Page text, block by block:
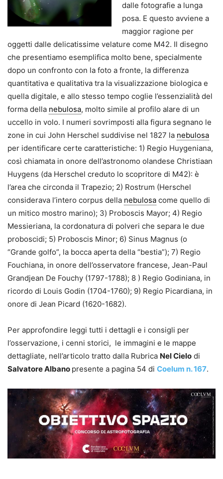
dalle fotografie a lunga
posa. E questo avviene a
maggior ragione per
oggetti dalle delicatissime velature come M42. Il disegno
che presentiamo esemplifica molto bene, specialmente
dopo un confronto con la foto a fronte, la differenza
quantitativa e qualitativa tra la visualizzazione biologica e
quella digitale, e allo stesso tempo coglie l’essenzialità del
forma della nebulosa, molto simile al profilo alare di un
uccello in volo. I numeri sovrimposti alla figura segnano le
zone in cui John Herschel suddivise nel 1827 la nebulosa
per identificare certe caratteristiche: 1) Regio Huygeniana,
così chiamata in onore dell’astronomo olandese Christiaan
Huygens (da Herschel creduto lo scopritore di M42): è
l’area che circonda il Trapezio; 2) Rostrum (Herschel
considerava l’intero corpus della nebulosa come quello di
un mitico mostro marino); 3) Proboscis Mayor; 4) Regio
Messieriana, la cordonatura di polveri che separa le due
proboscidi; 5) Proboscis Minor; 6) Sinus Magnus (o
“Grande golfo”, la bocca aperta della “bestia”); 7) Regio
Fouchiana, in onore dell’osservatore francese, Jean-Paul
Grandjean De Fouchy (1797-1788); 8 ) Regio Godiniana, in
ricordo di Louis Godin (1704-1760); 9) Regio Picardiana, in
onore di Jean Picard (1620-1682).
Per approfondire leggi tutti i dettagli e i consigli per
l’osservazione, i cenni storici, le immagini e le mappe
dettagliate, nell’articolo tratto dalla Rubrica Nel Cielo di
Salvatore Albano presente a pagina 54 di Coelum n. 167.